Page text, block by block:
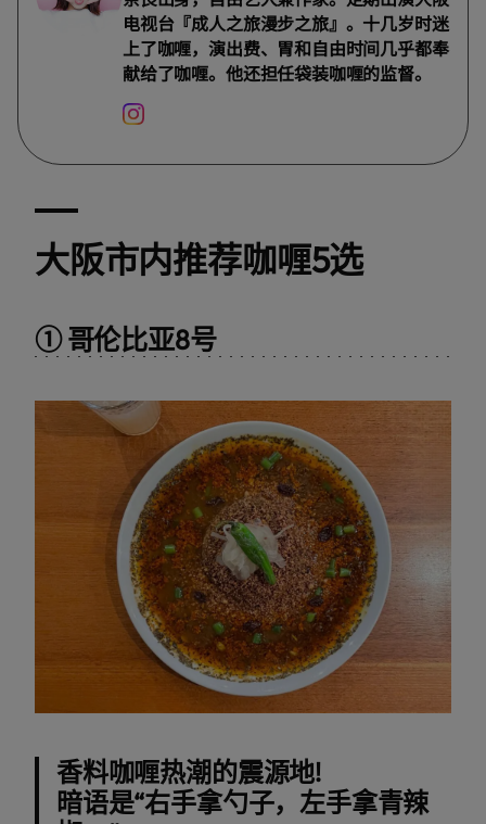
电视台『成人之旅漫步之旅』。十几岁时迷
上了咖喱，演出费、胃和自由时间几乎都奉
献给了咖喱。他还担任袋装咖喱的监督。
大阪市内推荐咖喱5选
① 哥伦比亚8号
香料咖喱热潮的震源地!
暗语是“右手拿勺子，左手拿青辣